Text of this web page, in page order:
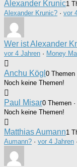
Alexander Krunic1
Alexander Krunic? · vor
Wer ist Alexander
vor 4 Jahren · Money
Anchu Kögl 0 Themen
Noch keine Themen!
Paul Misar0 Themen
Noch keine Themen!
Matthias Aumann1
Aumann? · vor 4 Jahren ·